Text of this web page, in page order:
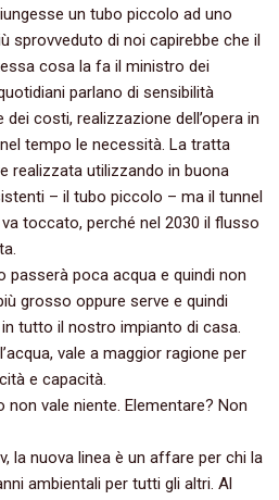
un tubo piccolo ad uno
sprovveduto di noi capirebbe che il
cosa la fa il ministro dei
parlano di sensibilità
costi, realizzazione dell’opera in
tempo le necessità. La tratta
realizzata utilizzando in buona
– il tubo piccolo – ma il tunnel
toccato, perché nel 2030 il flusso
passerà poca acqua e quindi non
grosso oppure serve e quindi
tutto il nostro impianto di casa.
vale a maggior ragione per
e capacità.
vale niente. Elementare? Non
la nuova linea è un affare per chi la
ambientali per tutti gli altri. Al